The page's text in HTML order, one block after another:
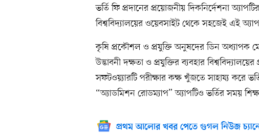
ভর্তি ফি প্রদানের প্রয়োজনীয় দিকনির্দেশনা
বিশ্ববিদ্যালয়ের ওয়েবসাইট থেকে সহজেই এই
কৃষি প্রকৌশল ও প্রযুক্তি অনুষদের ডিন অধ্যাপক
উদ্ভাবনী দক্ষতা ও প্রযুক্তির ব্যবহার
সফটওয়্যারটি পরীক্ষার কক্ষ খুঁজতে সাহায্য করে
“অ্যাডমিশন রোডম্যাপ” অ্যাপটিও ভর্তির সময়
প্রথম আলোর খবর পেতে গুগল নিউজ